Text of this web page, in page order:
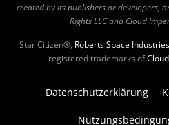
created by its publishers or developers,
Rights LLC and Cloud
Star Citizen®, Roberts Space Industries
registered trademarks of
Datenschutzerklärung